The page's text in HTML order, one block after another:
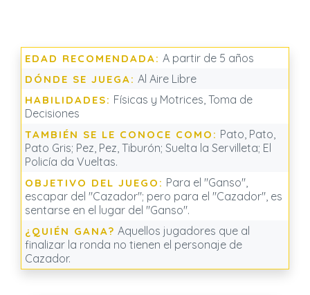
EDAD RECOMENDADA: A partir de 5 años
DÓNDE SE JUEGA: Al Aire Libre
HABILIDADES: Físicas y Motrices, Toma de
Decisiones
TAMBIÉN SE LE CONOCE COMO: Pato, Pato,
Pato Gris; Pez, Pez, Tiburón; Suelta la Servilleta; El
Policía da Vueltas.
OBJETIVO DEL JUEGO: Para el "Ganso",
escapar del "Cazador"; pero para el "Cazador", es
sentarse en el lugar del "Ganso".
¿QUIÉN GANA? Aquellos jugadores que al
finalizar la ronda no tienen el personaje de
Cazador.